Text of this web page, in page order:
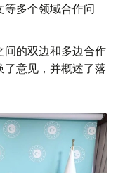
等多个领域合作问
间的双边和多边合作
了意见，并概述了落